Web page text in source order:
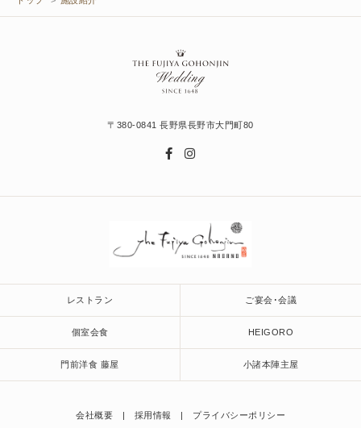
〒380-0841 長野県長野市大門町80
レストラン ご宴会･会議
個室会食 HEIGORO
門前洋食 藤屋 小諸本陣主屋
会社概要 採用情報 プライバシーポリシー